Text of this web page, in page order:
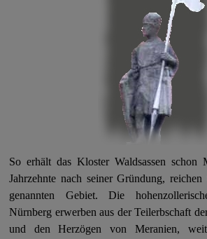
So erhält das Kloster Waldsassen schon
Jahrzehnte nach seiner Gründung,
genannten Gebiet. Die
Nürnberg erwerben aus der Teilerbschaft
und den Herzögen von Meranien,